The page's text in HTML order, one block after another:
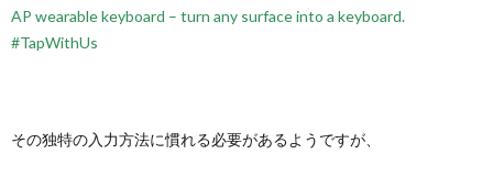
AP wearable keyboard – turn any surface into a keyboard.
#TapWithUs
その独特の入力方法に慣れる必要があるようですが、